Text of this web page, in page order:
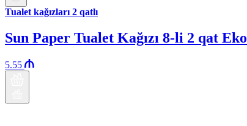
Tualet kağızları 2 qatlı
Sun Paper Tualet Kağızı 8-li 2 qat Eko
5.55